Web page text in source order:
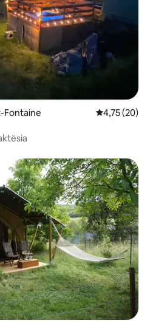
Fontaine Vlerësimi
4,75 (20)